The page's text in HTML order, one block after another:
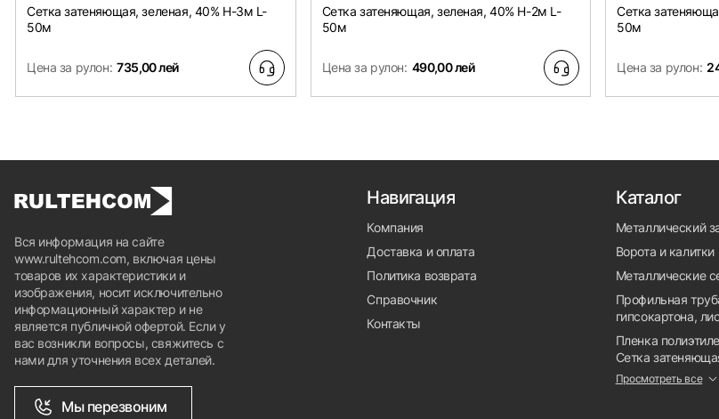
Сетка затеняющая, зеленая, 40% H-3м L-
50м
Цена за рулон: 735,00 лей
Сетка затеняющая, зеленая, 40% H-2м L-
50м
Цена за рулон: 490,00 лей
Сетка
50м
Цена за рулон:
Вся информация на сайте
www.rultehcom.com, включая цены
товаров их характеристики и
изображения, носит исключительно
информационный характер и не
является публичной офертой. Если у
вас возникли вопросы, свяжитесь с
нами для уточнения всех деталей.
Мы перезвоним
Навигация
Компания
Доставка и оплата
Политика возврата
Справочник
Контакты
Каталог
Металлический
Ворота и калитки
Металлические
Профильная
гипсокартона,
Пленка
Сетка
Просмотреть все